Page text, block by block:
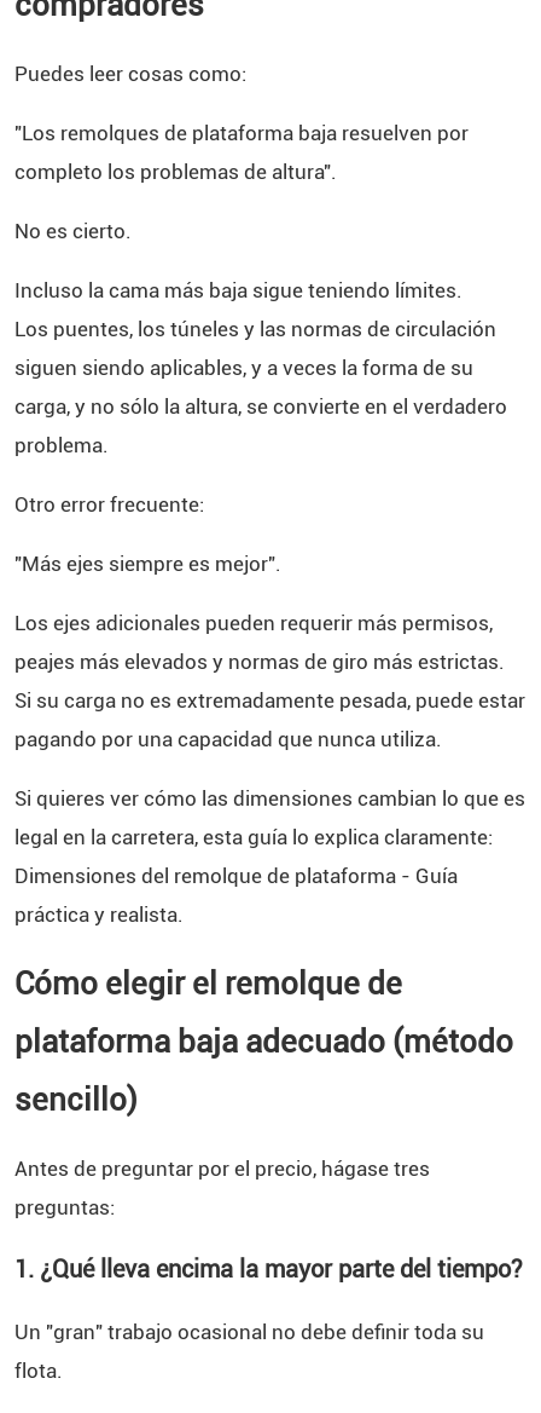
Puedes leer cosas como:
"Los remolques de plataforma baja resuelven por
completo los problemas de altura".
No es cierto.
Incluso la cama más baja sigue teniendo límites.
Los puentes, los túneles y las normas de circulación
siguen siendo aplicables, y a veces la forma de su
carga, y no sólo la altura, se convierte en el verdadero
problema.
Otro error frecuente:
"Más ejes siempre es mejor".
Los ejes adicionales pueden requerir más permisos,
peajes más elevados y normas de giro más estrictas.
Si su carga no es extremadamente pesada, puede estar
pagando por una capacidad que nunca utiliza.
Si quieres ver cómo las dimensiones cambian lo que es
legal en la carretera, esta guía lo explica claramente:
Dimensiones del remolque de plataforma - Guía
práctica y realista.
Cómo elegir el remolque de
plataforma baja adecuado (método
sencillo)
Antes de preguntar por el precio, hágase tres
preguntas:
1. ¿Qué lleva encima la mayor parte del tiempo?
Un "gran" trabajo ocasional no debe definir toda su
flota.